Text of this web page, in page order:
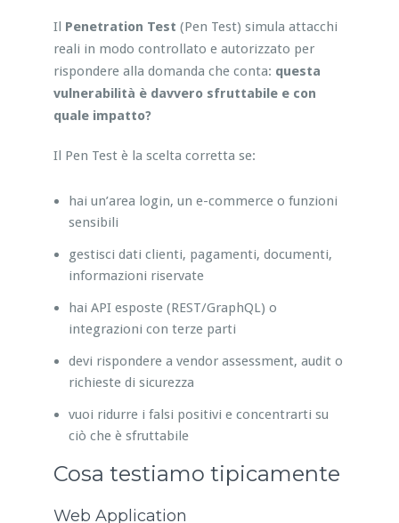
Il Penetration Test (Pen Test) simula attacchi
reali in modo controllato e autorizzato per
rispondere alla domanda che conta: questa
vulnerabilità è davvero sfruttabile e con
quale impatto?
Il Pen Test è la scelta corretta se:
hai un’area login, un e-commerce o funzioni
sensibili
gestisci dati clienti, pagamenti, documenti,
informazioni riservate
hai API esposte (REST/GraphQL) o
integrazioni con terze parti
devi rispondere a vendor assessment, audit o
richieste di sicurezza
vuoi ridurre i falsi positivi e concentrarti su
ciò che è sfruttabile
Cosa testiamo tipicamente
Web Application